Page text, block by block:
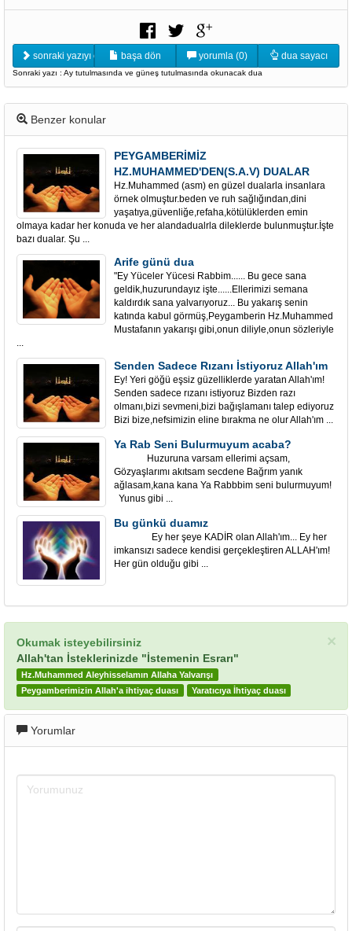
sonraki yazıyı oku başa dön yorumla (0) dua sayacı
Sonraki yazı : Ay tutulmasında ve güneş tutulmasında okunacak dua
Benzer konular
PEYGAMBERİMİZ
HZ.MUHAMMED'DEN(S.A.V) DUALAR
Hz.Muhammed (asm) en güzel dualarla insanlara
örnek olmuştur.beden ve ruh sağlığından,dini
yaşatıya,güvenliğe,refaha,kötülüklerden emin
olmaya kadar her konuda ve her alandadualrla dileklerde bulunmuştur.İşte
bazı dualar. Şu ...
Arife günü dua
"Ey Yüceler Yücesi Rabbim...... Bu gece sana
geldik,huzurundayız işte......Ellerimizi semana
kaldırdık sana yalvarıyoruz... Bu yakarış senin
katında kabul görmüş,Peygamberin Hz.Muhammed
Mustafanın yakarışı gibi,onun diliyle,onun sözleriyle
...
Senden Sadece Rızanı İstiyoruz Allah'ım
Ey! Yeri göğü eşsiz güzelliklerde yaratan Allah'ım!
Senden sadece rızanı istiyoruz Bizden razı
olmanı,bizi sevmeni,bizi bağışlamanı talep ediyoruz
Bizi bize,nefsimizin eline bırakma ne olur Allah'ım ...
Ya Rab Seni Bulurmuyum acaba?
Huzuruna varsam ellerimi açsam,
Gözyaşlarımı akıtsam secdene Bağrım yanık
ağlasam,kana kana Ya Rabbbim seni bulurmuyum!
Yunus gibi ...
Bu günkü duamız
Ey her şeye KADİR olan Allah'ım... Ey her
imkansızı sadece kendisi gerçekleştiren ALLAH'ım!
Her gün olduğu gibi ...
×
Okumak isteyebilirsiniz
Allah'tan İsteklerinizde "İstemenin Esrarı"
Hz.Muhammed Aleyhisselamın Allaha Yalvarışı
Peygamberimizin Allah'a ihtiyaç duası
Yaratıcıya İhtiyaç duası
Yorumlar